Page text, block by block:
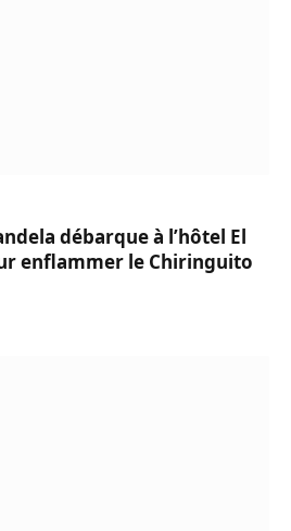
débarque à l’hôtel El
enflammer le Chiringuito